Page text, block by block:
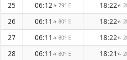
25
06:12↑ 79° E 18:22↑
26
06:11 ↑ 80° E 18:22↑
27
06:11 ↑ 80° E 18:22↑
28
06:11 ↑ 80° E 18:21 ↑